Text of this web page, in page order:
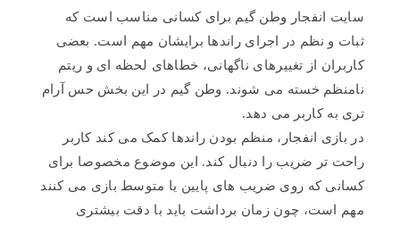
سایت انفجار وطن گیم برای کسانی مناسب است که
ثبات و نظم در اجرای راندها برایشان مهم است. بعضی
کاربران از تغییرهای ناگهانی، خطاهای لحظه ای و ریتم
نامنظم خسته می شوند. وطن گیم در این بخش حس آرام
تری به کاربر می دهد.
در بازی انفجار، منظم بودن راندها کمک می کند کاربر
راحت تر ضریب را دنبال کند. این موضوع مخصوصا برای
کسانی که روی ضریب های پایین یا متوسط بازی می کنند
مهم است، چون زمان برداشت باید با دقت بیشتری